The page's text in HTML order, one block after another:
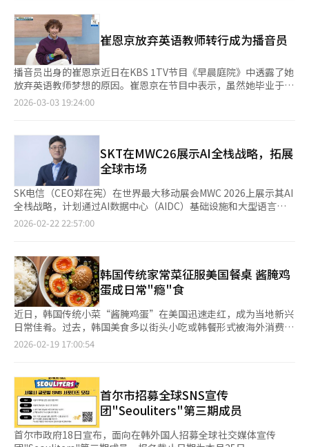
次响起，沉浸式感受专辑全曲。 一位来自印度尼西亚的粉丝向记
者表示：“我特意没有提前收听新歌，就是想在这里第一次听。听
完还要去听成员们讲解文物。” 除聆听区外，此次合作的另一亮
点是语音导览项目。扫描二维码，耳机里传来的不是传统讲解员的
声音，而是BLACKPINK四位成员亲自录制的讲解。成员们为国立
中央博物馆精选的8件代表性文物录制了语音导览，涵盖敬天寺十
层石塔、金制鸟翼形冠饰、金铜半跏思惟像、甘山寺石造弥勒菩萨
立像、庆州夫妇冢金制耳饰、白瓷月亮壶、金铜观音菩萨坐像、青
中，JISOO与JENNIE录制韩语版本，ROSÉ负责英语版本，LISA则
录制泰语版本。 坐拥全球庞大粉丝群体的BLACKPINK，以偶像身
份为文物发声，不仅拉近了年轻世代与博物馆之间的距离，也为韩
国文化遗产开辟了新的传播通道。 夜幕降临，博物馆广场与外墙
沐浴在粉色灯光之中。活动期间每日下午4时至晚10时开放，粉色
灯光迅速成为粉丝热门打卡点，也为博物馆带来了前所未有的人
气。 演艺界认为，BLACKPINK此番敢于尝试“在博物馆发表新
歌”这一突破性举措，折射出近年来在年轻世代中兴起的“嘻哈传
新诠释传统文化的现象。 此次合作汇聚BLACKPINK、国立中央博
物馆与全球音频流媒体平台Spotify三方。YG娱乐表示，希望借此
将音乐体验延伸至文化遗产领域，为全球粉丝带来独特体验。国立
中央博物馆馆长柳洪俊表示，这是一次以当代语言重新讲述文化遗
产的尝试，期待更多年轻人走进博物馆，在轻松的氛围中感受历史
与文化的魅力。 拥有约1亿粉丝的BLACKPINK，为这座国家级文
化机构打开了一扇朝向全球的窗口。K-POP已不只是音乐符号，更
育障碍。”智厚坦言：“我没有朋友，习惯一个人待着，觉得不需
要交朋友。”金正泰则表示：“我不太清楚细节，若从负面角度
看，他是个难以理解的角色。”※ 本报道经人工智能（AI）系统翻
译与编辑。
崔恩京放弃英语教师转行成为播音员
播音员出身的崔恩京近日在KBS 1TV节目《早晨庭院》中透露了她
放弃英语教师梦想的原因。崔恩京在节目中表示，虽然她毕业于梨
花女子大学英语教育系，但并未打算成为教师。她说：“我不是为
会教书，学生们说要跳舞唱歌，我就让他们去做，结果被校长批
评。”她意识到自己不适合当老师，最终放弃了这条路。崔恩京随
后选择进入外企工作，她说：“当时就业形势不错，我通过考试进
入了一家外企。虽然工作环境很好，但我觉得无聊，于是辞职准备
播音员考试。”谈到成为播音员的契机，崔恩京表示：“我原本以
为电视上出现的都是像玩偶一样的人，没想过自己能做播音员。后
来参加了一个新开的广播学院，才开始有了这个梦想。”※ 本报
道经人工智能（AI）系统翻译与编辑。
2026-03-03 19:24:00
SKT在MWC26展示AI全栈战略，拓展
全球市场
SK电信（CEO郑在宪）在世界最大移动展会MWC 2026上展示其AI
全栈战略，计划通过AI数据中心（AIDC）基础设施和大型语言模
型（LLM）服务，挑战全球科技巨头。SK电信宣布将在3月2日于
首次全球展示。展览的核心是AI基础设施。SK电信将利用去年在蔚
山建立的国内最大AIDC和高性能GPU集群“海印”的经验，进军
全球市场。SK电信提供的解决方案包括AI DC基础设施管理器和K-
主权GPU即服务（GPUaaS），旨在最大化运营效率。这些解决方
案符合全球“主权AI”趋势，吸引各国通信公司和政府机构。SK电
信推出的AI推理工厂针对高成本和高能耗问题，满足全球客户对成
本效益的需求。◆ '独立AI模型' 2阶段 'A.X K1'，全球LLM竞争SK
电信展示了进入政府“独立AI基础模型”项目第二阶段的“A.X
OpenAI和谷歌的通用模型不同，A.X K1专为通信公司设计。在物
理AI领域，SK电信展示了数字孪生、机器人训练平台和视觉解决方
案“SynapseGo”，展示AI在制造和物流等实物产业的应用。业
内分析认为，MWC将加强SK电信主导的全球电信AI联盟（GTAA）
的凝聚力，并扩大其影响力。SK电信与德国电信、新加坡电信和
软银合作，通过此次展览向合作伙伴展示其AI全栈解决方案。SK电
2026-02-22 22:57:00
韩国传统家常菜征服美国餐桌 酱腌鸡
蛋成日常"瘾"食
近日，韩国传统小菜“酱腌鸡蛋”在美国迅速走红，成为当地新兴
日常佳肴。过去，韩国美食多以街头小吃或韩餐形式被海外消费者
认知，如今逐步融入美国家庭的日常饮食餐桌。 近期，美国各大
的腌料中，冷藏四小时即可食用。由于步骤简单、成功率高，即便
是烹饪新手也能轻松上手，成为其迅速走红的重要原因。在美国，
酱腌鸡蛋被称为“Mayak Egg”，“Mayak”源自韩语“毒药”的
发音，意味着吃上一口便会上瘾。 此前，《纽约时报》《华盛顿
邮报》等主流媒体介绍过酱腌鸡蛋的制作方法，近来，相关搜索量
2026-02-19 17:00:54
首尔市招募全球SNS宣传
团"Seouliters"第三期成员
首尔市政府18日宣布，面向在韩外国人招募全球社交媒体宣传